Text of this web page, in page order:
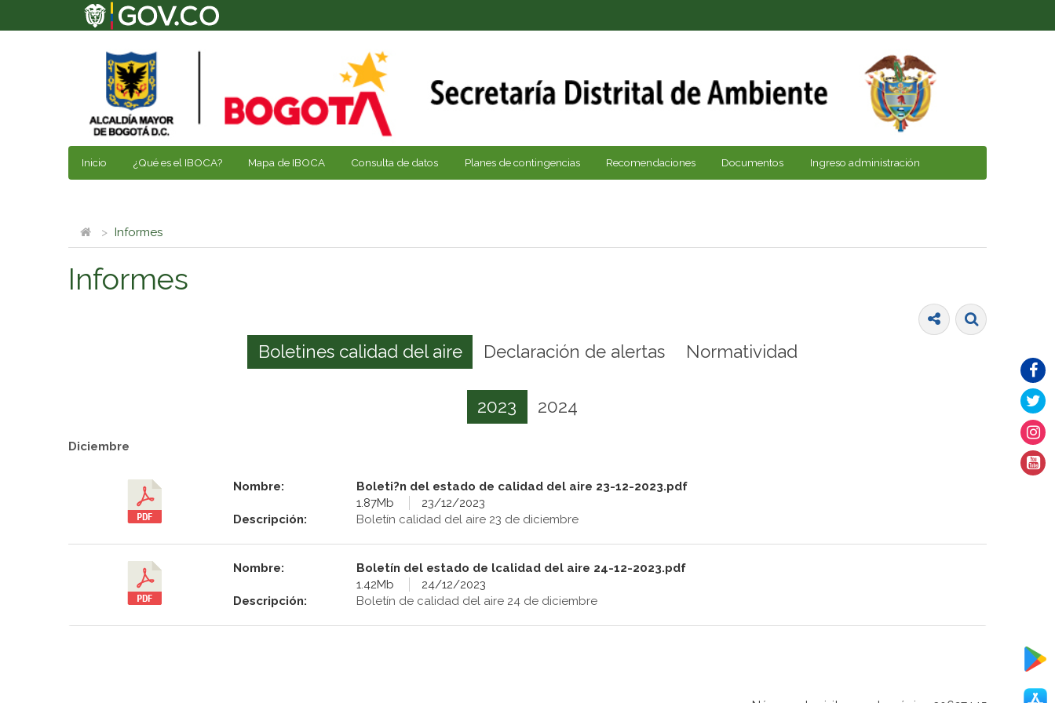
Inicio ¿Qué es el IBOCA? Mapa de IBOCA Consulta de datos Planes de contingencias Recomendaciones Documentos Ingreso administración
Informes
Informes
Boletines calidad del aire Declaración de alertas Normatividad
2023 2024
Diciembre
Nombre:
Boleti?n del estado de calidad del aire 23-12-2023.pdf
1.87Mb
23/12/2023
Descripción:
Boletín calidad del aire 23 de diciembre
Nombre:
Boletín del estado de lcalidad del aire 24-12-2023.pdf
1.42Mb
24/12/2023
Descripción:
Boletín de calidad del aire 24 de diciembre